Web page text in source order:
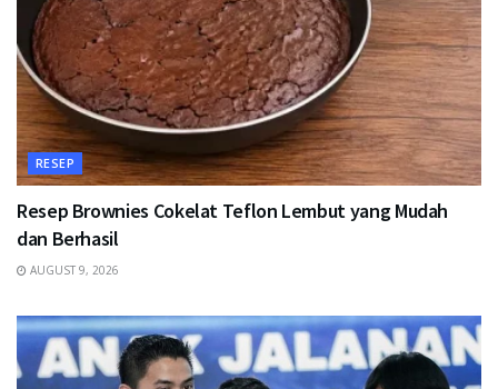
RESEP
Resep Brownies Cokelat Teflon Lembut yang Mudah
dan Berhasil
AUGUST 9, 2026